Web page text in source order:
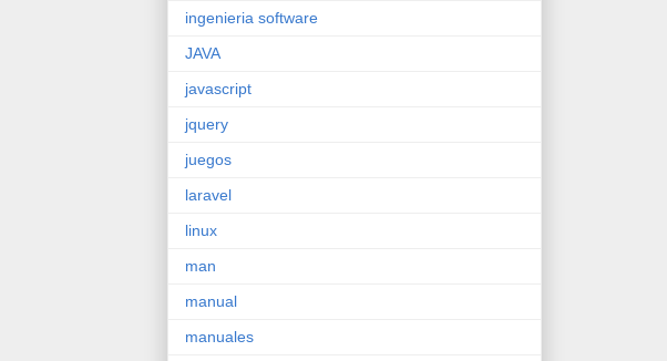
ingenieria software
JAVA
javascript
jquery
juegos
laravel
linux
man
manual
manuales